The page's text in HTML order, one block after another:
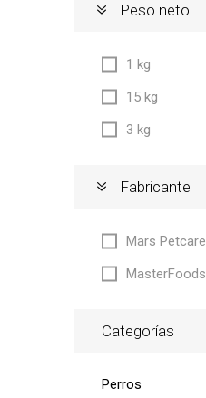
Peso neto
1 kg
15 kg
3 kg
Fabricante
Mars Petcare
MasterFoods
Categorías
Perros